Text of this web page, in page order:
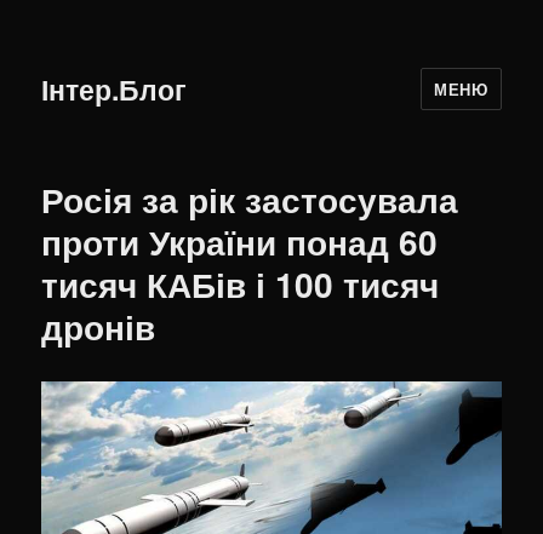
Інтер.Блог МЕНЮ
Росія за рік застосувала
проти України понад 60
тисяч КАБів і 100 тисяч
дронів